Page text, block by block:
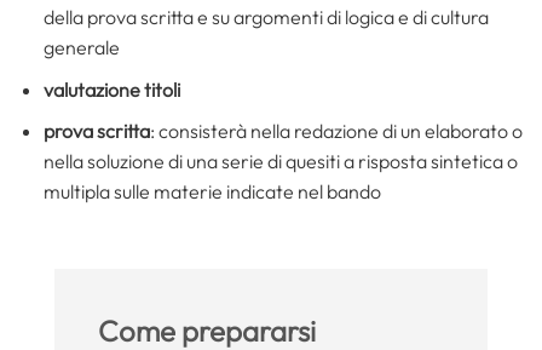
della prova scritta e su argomenti di logica e di cultura
generale
valutazione titoli
prova scritta: consisterà nella redazione di un elaborato o
nella soluzione di una serie di quesiti a risposta sintetica o
multipla sulle materie indicate nel bando
Come prepararsi